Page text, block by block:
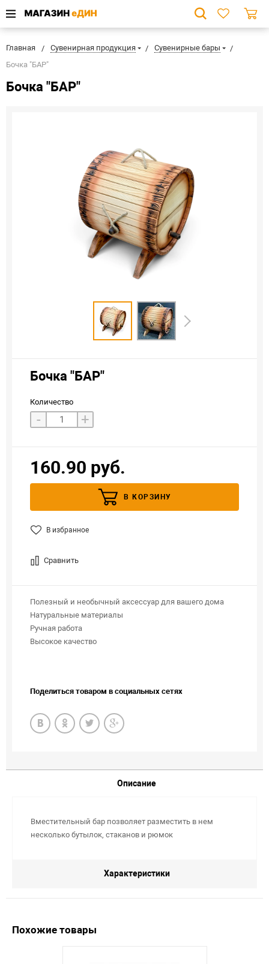
Главная Сувенирная продукция
Сувенирные бары
Бочка "БАР"
Бочка "БАР"
Бочка "БАР"
Количество
- +
160.90 руб.
В КОРЗИНУ
В избранное
Сравнить
Полезный и необычный аксессуар для вашего дома
Натуральные материалы
Ручная работа
Высокое качество
Поделиться товаром в социальных сетях
Описание
Вместительный бар позволяет разместить в нем
несколько бутылок, стаканов и рюмок
Характеристики
Похожие товары